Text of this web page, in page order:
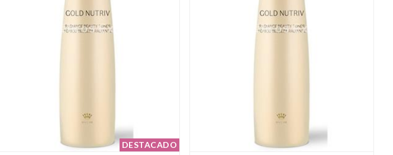
DESTACADO